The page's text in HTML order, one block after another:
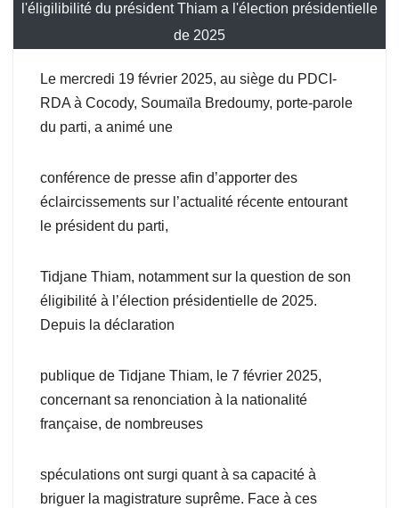
l'éligilibilité du président Thiam a l'élection présidentielle
de 2025
Le mercredi 19 février 2025, au siège du PDCI-
RDA à Cocody, Soumaïla Bredoumy, porte-parole
du parti, a animé une
conférence de presse afin d’apporter des
éclaircissements sur l’actualité récente entourant
le président du parti,
Tidjane Thiam, notamment sur la question de son
éligibilité à l’élection présidentielle de 2025.
Depuis la déclaration
publique de Tidjane Thiam, le 7 février 2025,
concernant sa renonciation à la nationalité
française, de nombreuses
spéculations ont surgi quant à sa capacité à
briguer la magistrature suprême. Face à ces